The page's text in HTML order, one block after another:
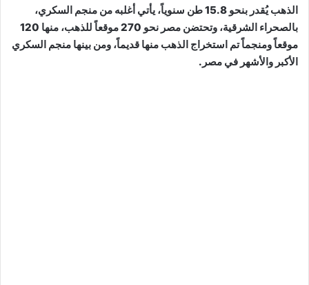
الذهب يُقدر بنحو 15.8 طن سنوياً، يأتي أغلبه من منجم السكري،
بالصحراء الشرقية، وتحتضن مصر نحو 270 موقعاً للذهب، منها 120
موقعاً ومنجماً تم استخراج الذهب منها قديماً، ومن بينها منجم السكري
الأكبر والأشهر في مصر.